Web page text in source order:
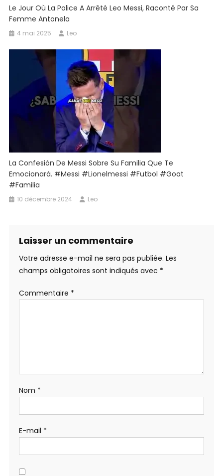
Le Jour Où La Police A Arrêté Leo Messi, Raconté Par Sa
Femme Antonela
4 mai 2025 Leo
La Confesión De Messi Sobre Su Familia Que Te
Emocionará. #messi #lionelmessi #futbol #goat
#familia
10 décembre 2024 Leo
Laisser un commentaire
Votre adresse e-mail ne sera pas publiée. Les
champs obligatoires sont indiqués avec *
Commentaire *
Nom *
E-mail *